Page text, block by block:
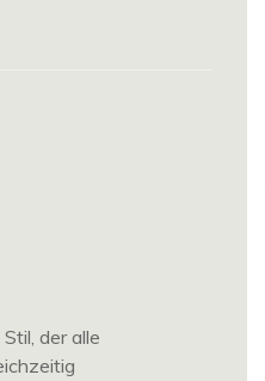
der alle